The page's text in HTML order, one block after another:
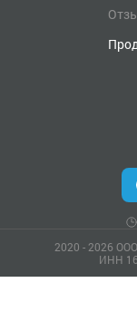
2020 - 2026
ИНН